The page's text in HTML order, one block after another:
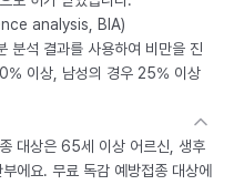
analysis, BIA)
분석 결과를 사용하여 비만을 진
이상, 남성의 경우 25% 이상
대상은 65세 이상 어르신, 생후
에요. 무료 독감 예방접종 대상에